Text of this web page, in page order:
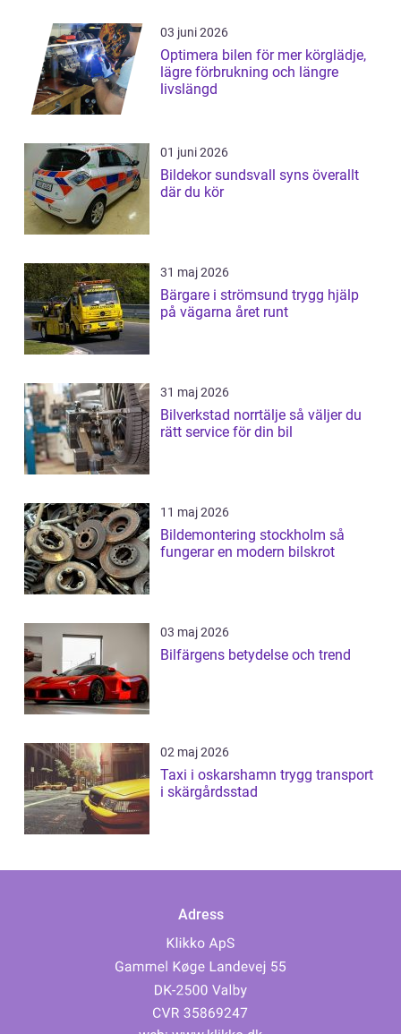
03 juni 2026
Optimera bilen för mer körglädje,
lägre förbrukning och längre
livslängd
01 juni 2026
Bildekor sundsvall syns överallt
där du kör
31 maj 2026
Bärgare i strömsund trygg hjälp
på vägarna året runt
31 maj 2026
Bilverkstad norrtälje så väljer du
rätt service för din bil
11 maj 2026
Bildemontering stockholm så
fungerar en modern bilskrot
03 maj 2026
Bilfärgens betydelse och trend
02 maj 2026
Taxi i oskarshamn trygg transport
i skärgårdsstad
Adress